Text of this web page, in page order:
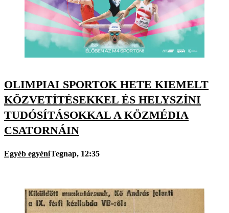
OLIMPIAI SPORTOK HETE KIEMELT
KÖZVETÍTÉSEKKEL ÉS HELYSZÍNI
TUDÓSÍTÁSOKKAL A KÖZMÉDIA
CSATORNÁIN
Egyéb egyéniTegnap, 12:35